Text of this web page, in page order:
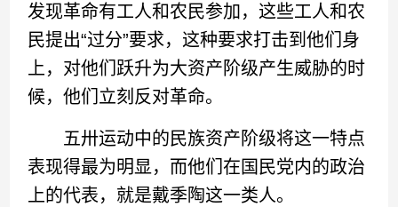
发现革命有工人和农民参加，这些工人和农
民提出“过分”要求，这种要求打击到他们身
上，对他们跃升为大资产阶级产生威胁的时
候，他们立刻反对革命。
五卅运动中的民族资产阶级将这一特点
表现得最为明显，而他们在国民党内的政治
上的代表，就是戴季陶这一类人。